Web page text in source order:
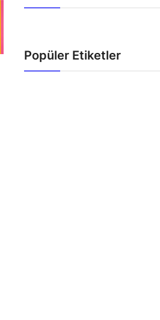
Popüler Etiketler